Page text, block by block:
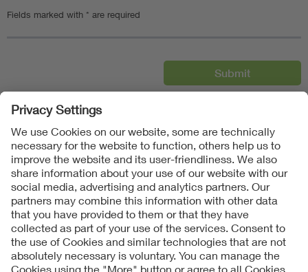
Fields marked with * are required
Follow us on